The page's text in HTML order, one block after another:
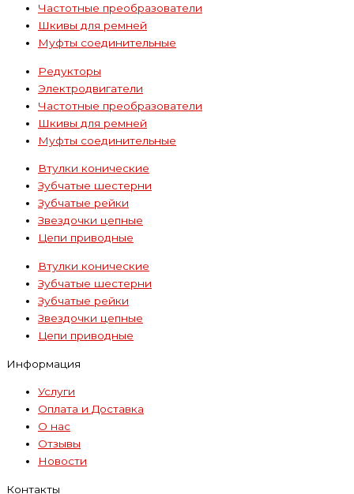
Частотные преобразователи
Шкивы для ремней
Муфты соединительные
Редукторы
Электродвигатели
Частотные преобразователи
Шкивы для ремней
Муфты соединительные
Втулки конические
Зубчатые шестерни
Зубчатые рейки
Звездочки цепные
Цепи приводные
Втулки конические
Зубчатые шестерни
Зубчатые рейки
Звездочки цепные
Цепи приводные
Информация
Услуги
Оплата и Доставка
О нас
Отзывы
Новости
Контакты